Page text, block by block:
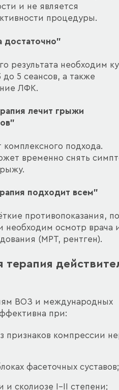
и не является
процедуры.
достаточно"
результата необходим
5 сеансов, а также
ЛФК.
лечит грыжи
подхода.
временно снять
подходит всем"
противопоказания,
необходим осмотр врача
(МРТ, рентген).
терапия
ВОЗ и международных
при:
признаков компрессии
фасеточных суставов;
и сколиозе I–II степени;